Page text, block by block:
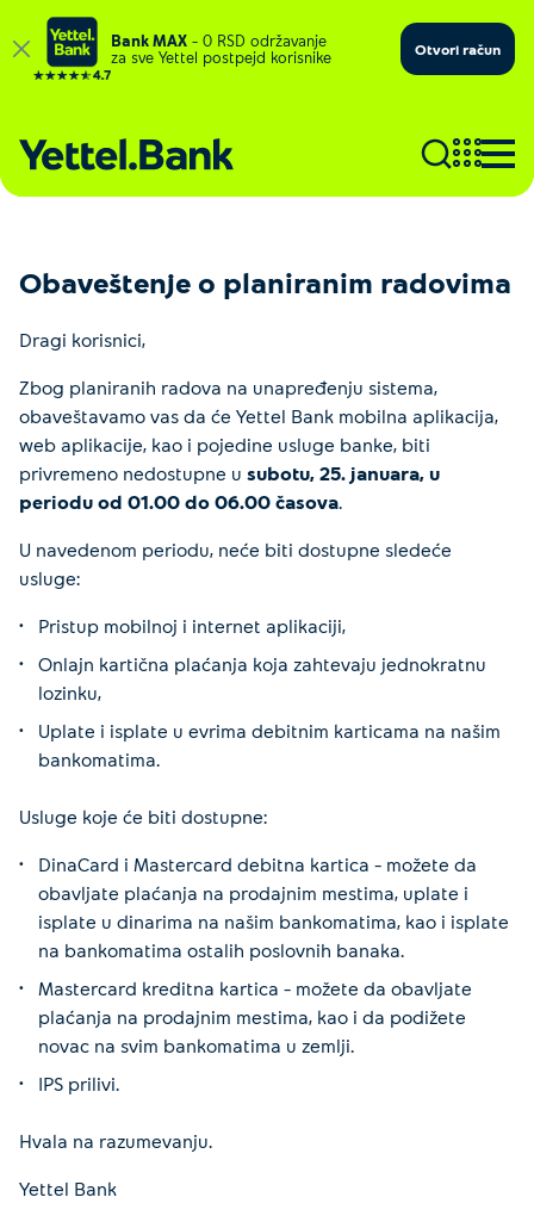
Bank MAX – 0 RSD održavanje
za sve Yettel postpejd korisnike
Otvori račun
Obaveštenje o planiranim radovima
Dragi korisnici,
Zbog planiranih radova na unapređenju sistema,
obaveštavamo vas da će Yettel Bank mobilna aplikacija,
web aplikacije, kao i pojedine usluge banke, biti
privremeno nedostupne u subotu, 25. januara, u
periodu od 01.00 do 06.00 časova.
U navedenom periodu, neće biti dostupne sledeće
usluge:
Pristup mobilnoj i internet aplikaciji,
Onlajn kartična plaćanja koja zahtevaju jednokratnu
lozinku,
Uplate i isplate u evrima debitnim karticama na našim
bankomatima.
Usluge koje će biti dostupne:
DinaCard i Mastercard debitna kartica – možete da
obavljate plaćanja na prodajnim mestima, uplate i
isplate u dinarima na našim bankomatima, kao i isplate
na bankomatima ostalih poslovnih banaka.
Mastercard kreditna kartica – možete da obavljate
plaćanja na prodajnim mestima, kao i da podižete
novac na svim bankomatima u zemlji.
IPS prilivi.
Hvala na razumevanju.
Yettel Bank